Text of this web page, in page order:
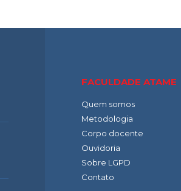
FACULDADE ATAME
Quem somos
Metodologia
Corpo docente
Ouvidoria
Sobre LGPD
Contato